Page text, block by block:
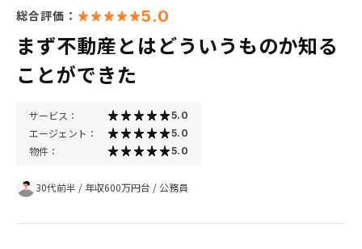
総合評価： 5.0
まず不動産とはどういうものか知る
ことができた
サービス： 5.0
エージェント： 5.0
物件： 5.0
30代前半 / 年収600万円台 /公務員